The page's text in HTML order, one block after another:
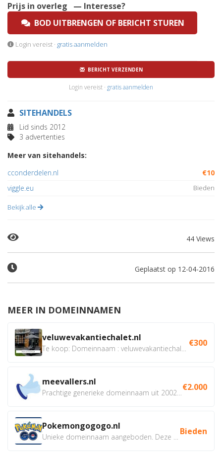
Prijs in overleg
— Interesse?
BOD UITBRENGEN OF BERICHT STUREN
Login vereist · gratis aanmelden
BERICHT VERZENDEN
Login vereist · gratis aanmelden
SITEHANDELS
Lid sinds 2012
3 advertenties
Meer van sitehandels:
cconderdelen.nl
€10
viggle.eu
Bieden
Bekijk alle
44 Views
Geplaatst op 12-04-2016
MEER IN DOMEINNAMEN
veluwevakantiechalet.nl €300
meevallers.nl €2.000
Pokemongogogo.nl Bieden